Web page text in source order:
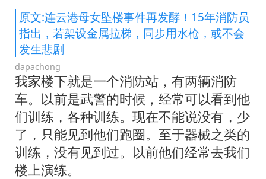
原文:连云港母女坠楼事件再发酵！15年消防员
指出，若架设金属拉梯，同步用水枪，或不会
发生悲剧
dapachong
我家楼下就是一个消防站，有两辆消防
车。以前是武警的时候，经常可以看到他
们训练，各种训练。现在不能说没有，少
了，只能见到他们跑圈。至于器械之类的
训练，没有见到过。以前他们经常去我们
楼上演练。